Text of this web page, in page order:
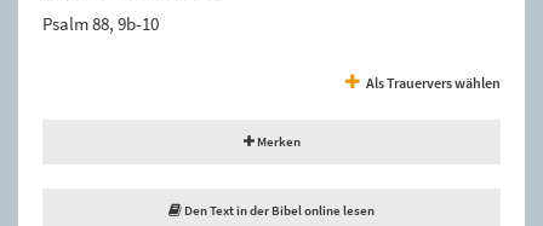
Psalm 88, 9b-10
Als Trauervers wählen
Merken
Den Text in der Bibel online lesen